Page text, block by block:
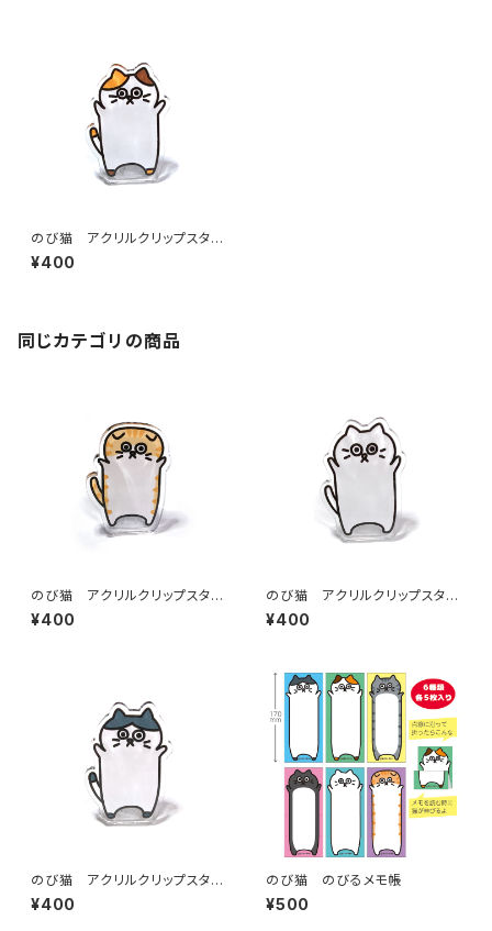
のび猫 アクリルクリップスタン
ド（みけねこ）
¥400
同じカテゴリの商品
のび猫 アクリルクリップスタン
ド（みみ猫）
¥400
のび猫 アクリルクリップスタン
ド（しろ猫）
¥400
のび猫 アクリルクリップスタン
ド（ハチワレ）
¥400
のび猫 のびるメモ帳
¥500